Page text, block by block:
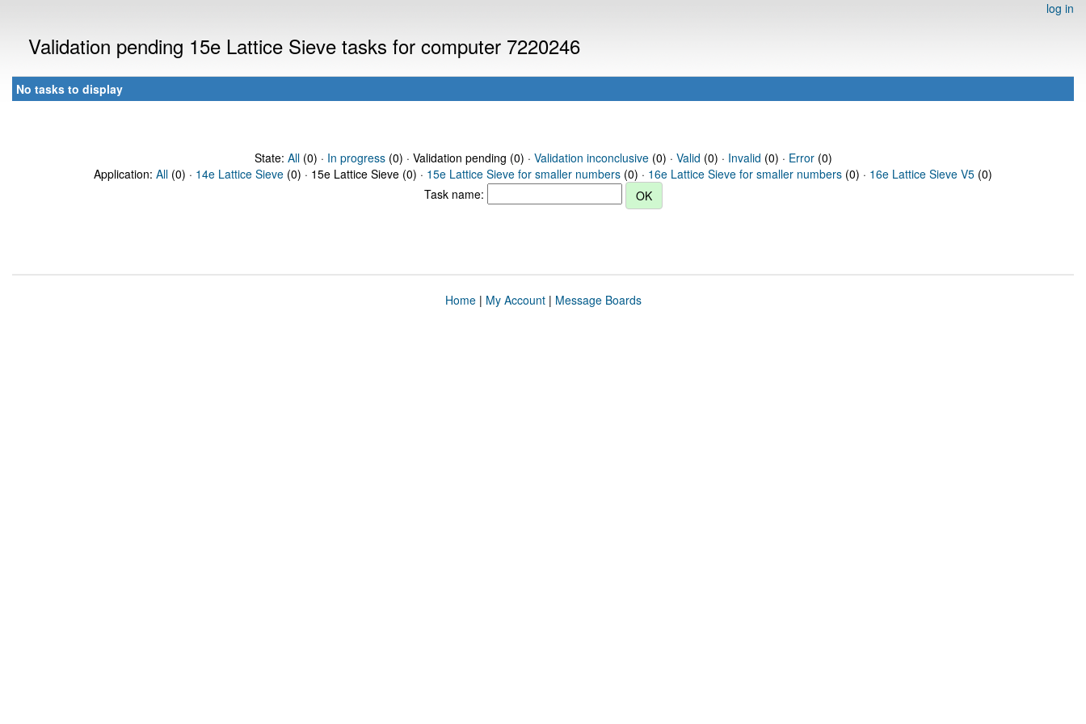
log in
Validation pending 15e Lattice Sieve tasks for computer 7220246
No tasks to display
State: All(0) · In progress(0) · Validation pending (0) · Validation inconclusive(0) · Valid (0) · Invalid (0) · Error(0)
Application: All (0) · 14e Lattice Sieve (0) · 15e Lattice Sieve (0) · 15e Lattice Sieve for smaller numbers (0) · 16e Lattice Sieve for smaller numbers (0) · 16e Lattice Sieve V5 (0)
Task name:
Home| My Account| Message Boards